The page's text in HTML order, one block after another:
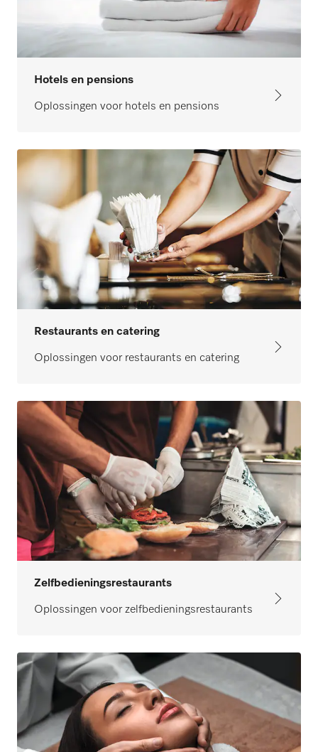
Hotels en pensions
Oplossingen voor hotels en pensions
Restaurants en catering
Oplossingen voor restaurants en catering
Zelfbedieningsrestaurants
Oplossingen voor zelfbedieningsrestaurants